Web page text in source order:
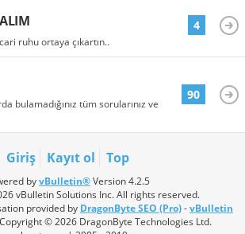
ruhu ortaya çıkartın..
4
bulamadığınız tüm sorularınız ve
90
Giriş Kayıt ol Top
byvBulletin®Version 4.2.5
vBulletin Solutions Inc. All rights reserved.
provided by DragonByte SEO (Pro)-vBulletin
© 2026 DragonByte Technologies Ltd.